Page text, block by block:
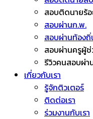
สอบติดนายร้
สอบผ่านก.พ.
สอบผ่านท้องถิ่
สอบผ่านครูผู้ช่
รีวิวคนสอบผ่า
เกี่ยวกับเรา
รู้จักติวเตอร์
ติดต่อเรา
ร่วมงานกับเรา